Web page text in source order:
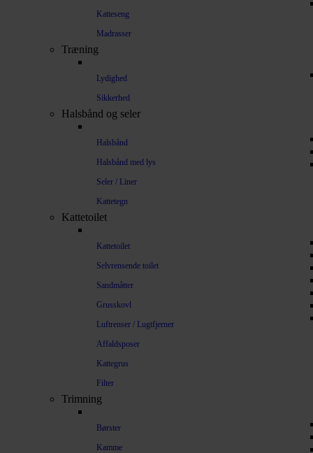
Katteseng
Madrasser
Træning
Lydighed
Sikkerhed
Halsbånd og seler
Halsbånd
Halsbånd med lys
Seler / Liner
Kattetegn
Kattetoilet
Kattetoilet
Selvrensende toilet
Sandmåtter
Grusskovl
Luftrenser / Lugtfjerner
Affaldsposer
Kattegrus
Filter
Trimning
Børster
Kamme